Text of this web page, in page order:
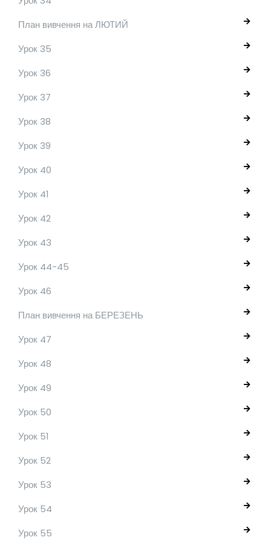
План вивчення на ЛЮТИЙ
Урок 35
Урок 36
Урок 37
Урок 38
Урок 39
Урок 40
Урок 41
Урок 42
Урок 43
Урок 44-45
Урок 46
План вивчення на БЕРЕЗЕНЬ
Урок 47
Урок 48
Урок 49
Урок 50
Урок 51
Урок 52
Урок 53
Урок 54
Урок 55